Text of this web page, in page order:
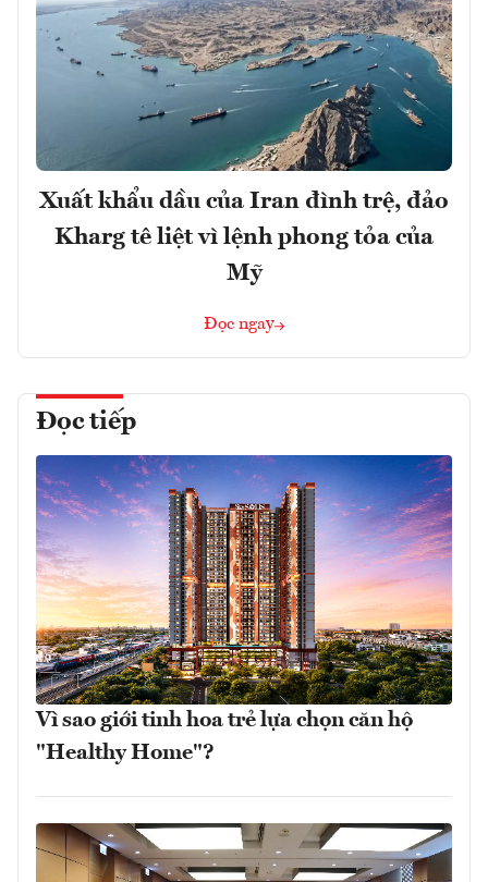
Xuất khẩu dầu của Iran đình trệ, đảo
Kharg tê liệt vì lệnh phong tỏa của
Mỹ
Đọc ngay
Đọc tiếp
Vì sao giới tinh hoa trẻ lựa chọn căn hộ
"Healthy Home"?